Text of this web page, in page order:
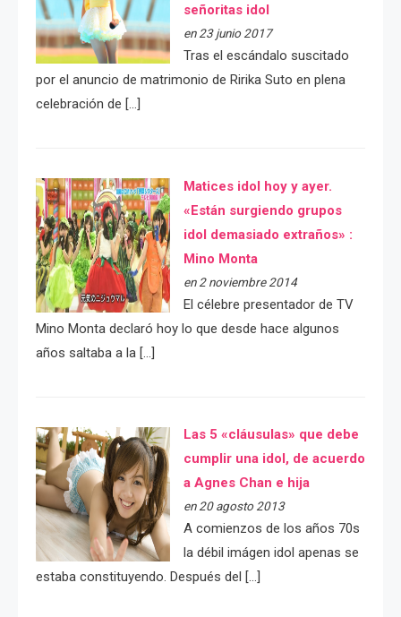
señoritas idol
en 23 junio 2017
Tras el escándalo suscitado
por el anuncio de matrimonio de Ririka Suto en plena
celebración de […]
Matices idol hoy y ayer.
«Están surgiendo grupos
idol demasiado extraños» :
Mino Monta
en 2 noviembre 2014
El célebre presentador de TV
Mino Monta declaró hoy lo que desde hace algunos
años saltaba a la […]
Las 5 «cláusulas» que debe
cumplir una idol, de acuerdo
a Agnes Chan e hija
en 20 agosto 2013
A comienzos de los años 70s
la débil imágen idol apenas se
estaba constituyendo. Después del […]